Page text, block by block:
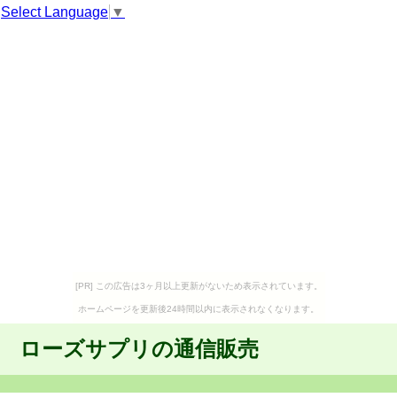
Select Language ▼
[PR] この広告は3ヶ月以上更新がないため表示されています。
ホームページを更新後24時間以内に表示されなくなります。
ローズサプリの通信販売